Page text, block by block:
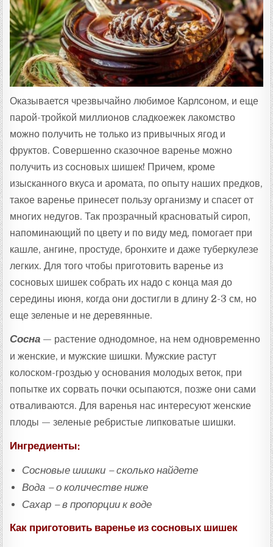
Оказывается чрезвычайно любимое Карлсоном, и еще
парой-тройкой миллионов сладкоежек лакомство
можно получить не только из привычных ягод и
фруктов. Совершенно сказочное варенье можно
получить из сосновых шишек! Причем, кроме
изысканного вкуса и аромата, по опыту наших предков,
такое варенье принесет пользу организму и спасет от
многих недугов. Так прозрачный красноватый сироп,
напоминающий по цвету и по виду мед, помогает при
кашле, ангине, простуде, бронхите и даже туберкулезе
легких. Для того чтобы приготовить варенье из
сосновых шишек собрать их надо с конца мая до
середины июня, когда они достигли в длину 2-3 см, но
еще зеленые и не деревянные.
Сосна — растение однодомное, на нем одновременно
и женские, и мужские шишки. Мужские растут
колоском-гроздью у основания молодых веток, при
попытке их сорвать почки осыпаются, позже они сами
отваливаются. Для варенья нас интересуют женские
плоды — зеленые ребристые липковатые шишки.
Ингредиенты:
Сосновые шишки – сколько найдете
Вода – о количестве ниже
Сахар – в пропорции к воде
Как приготовить варенье из сосновых шишек